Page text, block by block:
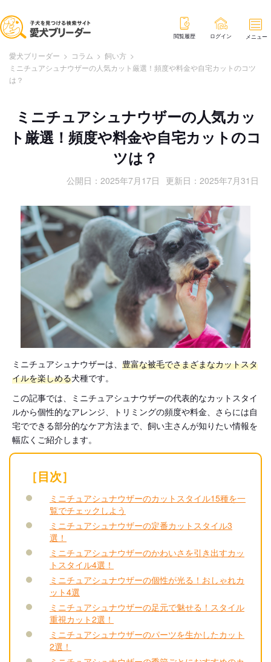
閲覧履歴 ログイン メニュー
愛犬ブリーダー > コラム > 飼い方 >
ミニチュアシュナウザーの人気カット厳選！頻度や料金や自宅カットのコツ
は？
ミニチュアシュナウザーの人気カッ
ト厳選！頻度や料金や自宅カットのコ
ツは？
公開日： 2025年7月17日 更新日： 2025年7月31日
ミニチュアシュナウザーは、 豊富な被毛でさまざまなカットスタ
イルを楽しめる犬種です。
この記事では、ミニチュアシュナウザーの代表的なカットスタイ
ルから個性的なアレンジ、トリミングの頻度や料金、さらには自
宅でできる部分的なケア方法まで、飼い主さんが知りたい情報を
幅広くご紹介します。
［目次］
ミニチュアシュナウザーのカットスタイル15種を一
覧でチェックしよう
ミニチュアシュナウザーの定番カットスタイル3
選！
ミニチュアシュナウザーのかわいさを引き出すカッ
トスタイル4選！
ミニチュアシュナウザーの個性が光る！おしゃれカ
ット4選
ミニチュアシュナウザーの足元で魅せる！スタイル
重視カット2選！
ミニチュアシュナウザーのパーツを生かしたカット
2選！